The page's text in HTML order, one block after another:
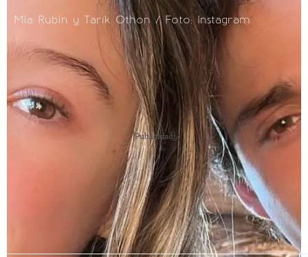
Mía Rubín y Tarik Othon / Foto: Instagram
[Publicidad]